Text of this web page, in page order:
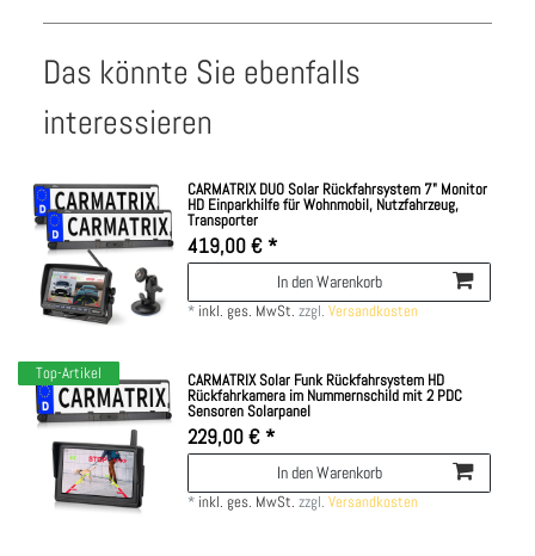
Das könnte Sie ebenfalls
interessieren
CARMATRIX DUO Solar Rückfahrsystem 7" Monitor
HD Einparkhilfe für Wohnmobil, Nutzfahrzeug,
Transporter
419,00 € *
In den Warenkorb
* inkl. ges. MwSt. zzgl.Versandkosten
Top-Artikel
CARMATRIX Solar Funk Rückfahrsystem HD
Rückfahrkamera im Nummernschild mit 2 PDC
Sensoren Solarpanel
229,00 € *
In den Warenkorb
* inkl. ges. MwSt. zzgl.Versandkosten